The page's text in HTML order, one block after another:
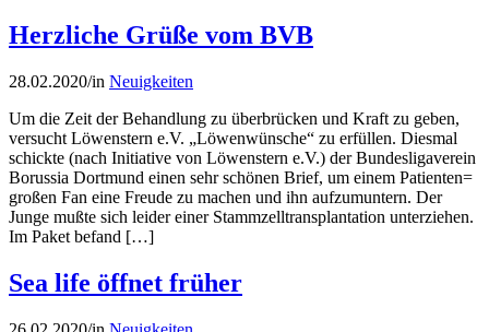
Herzliche Grüße vom BVB
28.02.2020/in Neuigkeiten
Um die Zeit der Behandlung zu überbrücken und Kraft zu geben,
versucht Löwenstern e.V. „Löwenwünsche“ zu erfüllen. Diesmal
schickte (nach Initiative von Löwenstern e.V.) der Bundesligaverein
Borussia Dortmund einen sehr schönen Brief, um einem Patienten=
großen Fan eine Freude zu machen und ihn aufzumuntern. Der
Junge mußte sich leider einer Stammzelltransplantation unterziehen.
Im Paket befand […]
Sea life öffnet früher